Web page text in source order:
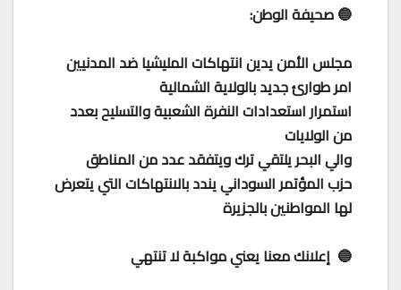
🔵 صحيفة الوطن:
مجلس الأمن يدين انتهاكات المليشيا ضد المدنيين
امر طوارئ جديد بالولاية الشمالية
استمرار استعدادات النفرة الشعبية والتسليح بعدد
من الولايات
والي البحر يلتقي ترك ويتفقد عدد من المناطق
حزب المؤتمر السوداني يندد بالانتهاكات التي يتعرض
لها المواطنين بالجزيرة
🔵 إعلانك معنا يعني مواكبة لا تنتهي